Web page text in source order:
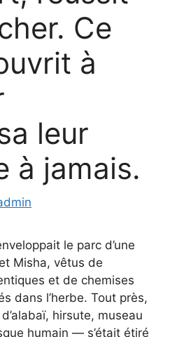
Ce
à
leur
à jamais.
le parc d’une
Misha, vêtus de
et de chemises
dans l’herbe. Tout près,
hirsute, museau
humain — s’était étiré